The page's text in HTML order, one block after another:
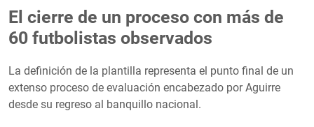
El cierre de un proceso con más de
60 futbolistas observados
La definición de la plantilla representa el punto final de un
extenso proceso de evaluación encabezado por Aguirre
desde su regreso al banquillo nacional.